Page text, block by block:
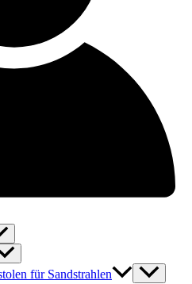
für Sandstrahlen